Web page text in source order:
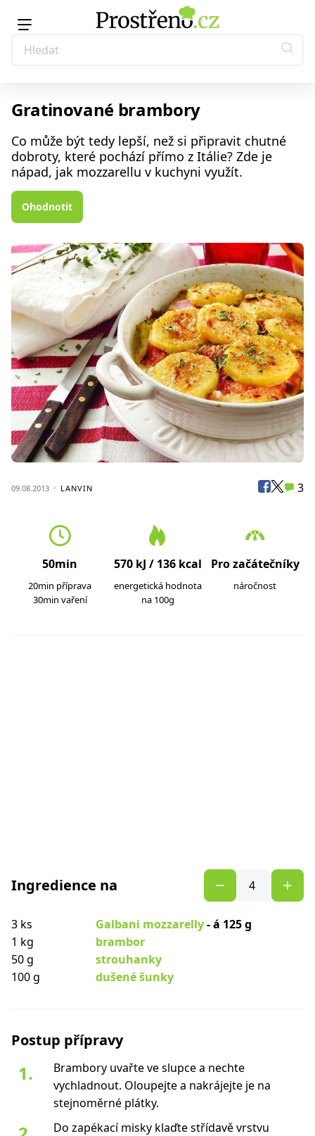
Gratinované brambory
Co může být tedy lepší, než si připravit chutné
dobroty, které pochází přímo z Itálie? Zde je
nápad, jak mozzarellu v kuchyni využít.
Ohodnotit
09.08.2013 LANVIN 3
50min
20min příprava
30min vaření
570 kJ / 136 kcal
energetická hodnota
na 100g
Pro začátečníky
náročnost
Ingredience na
3 ks Galbani mozzarelly- á 125 g
1 kg
brambor
50 g
strouhanky
100 g
dušené šunky
Postup přípravy
Brambory uvařte ve slupce a nechte
vychladnout. Oloupejte a nakrájejte je na
stejnoměrné plátky.
Do zapékací misky klaďte střídavě vrstvu